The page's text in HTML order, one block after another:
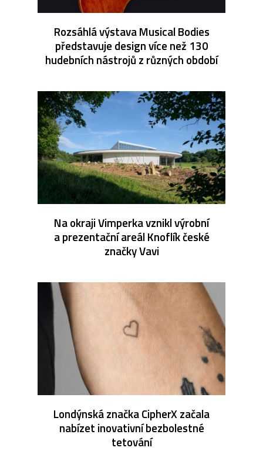
Rozsáhlá výstava Musical Bodies
představuje design více než 130
hudebních nástrojů z různých období
Na okraji Vimperka vznikl výrobní
a prezentační areál Knoflík české
značky Vavi
Londýnská značka CipherX začala
nabízet inovativní bezbolestné
tetování